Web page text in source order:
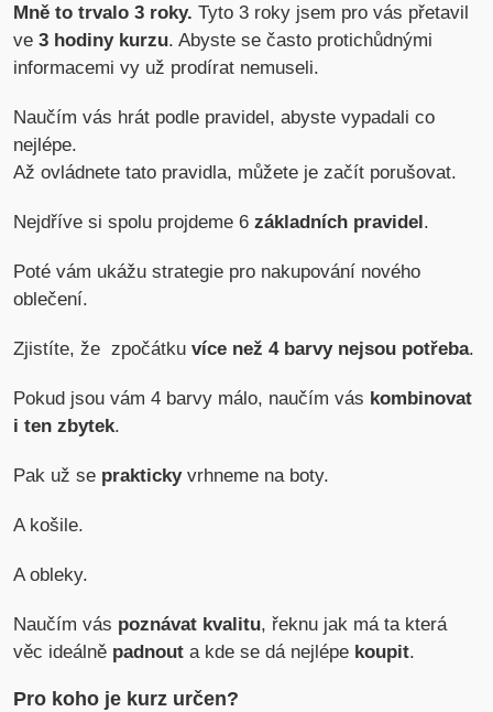
Mně to trvalo 3 roky. Tyto 3 roky jsem pro vás přetavil
ve 3 hodiny kurzu. Abyste se často protichůdnými
informacemi vy už prodírat nemuseli.
Naučím vás hrát podle pravidel, abyste vypadali co
nejlépe.
Až ovládnete tato pravidla, můžete je začít porušovat.
Nejdříve si spolu projdeme 6 základních pravidel .
Poté vám ukážu strategie pro nakupování nového
oblečení.
Zjistíte, že zpočátkuvíce než 4 barvy nejsou potřeba.
Pokud jsou vám 4 barvy málo, naučím vás kombinovat
i ten zbytek.
Pak už se praktickyvrhneme na boty.
A košile.
A obleky.
Naučím vás poznávat kvalitu, řeknu jak má ta která
věc ideálně padnout a kde se dá nejlépe koupit.
Pro koho je kurz určen?